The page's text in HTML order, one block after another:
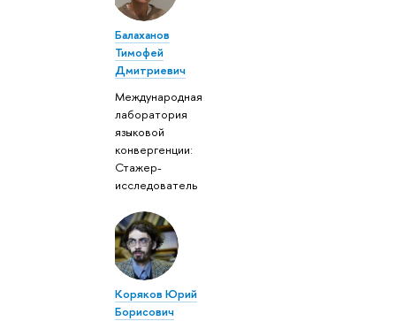
Балаханов
Тимофей
Дмитриевич
Международная
лаборатория
языковой
конвергенции:
Стажер-
исследователь
Коряков Юрий
Борисович